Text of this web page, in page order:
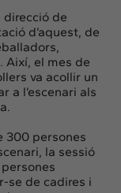
direcció de
d’aquest, de
Així, el mes de
va acollir un
a l’escenari als
300 persones
la sessió
se de cadires i